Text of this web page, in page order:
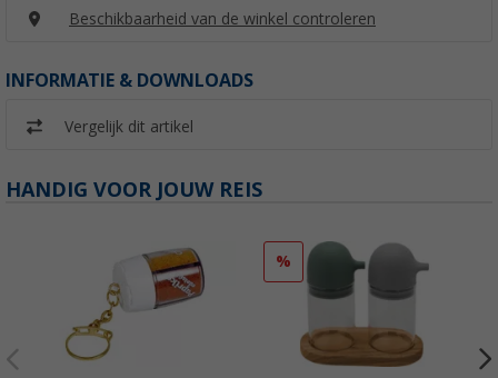
Beschikbaarheid van de winkel controleren
INFORMATIE & DOWNLOADS
Vergelijk dit artikel
HANDIG VOOR JOUW REIS
%